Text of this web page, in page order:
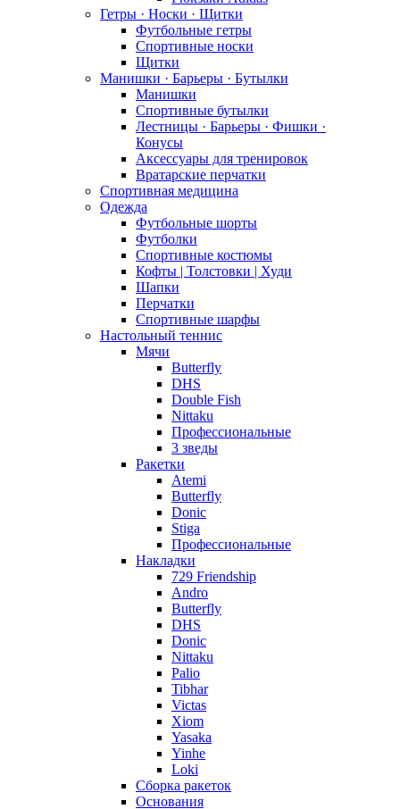
Гетры · Носки · Щитки
Футбольные гетры
Спортивные носки
Щитки
Манишки · Барьеры · Бутылки
Манишки
Спортивные бутылки
Лестницы · Барьеры · Фишки ·
Конусы
Аксессуары для тренировок
Вратарские перчатки
Спортивная медицина
Одежда
Футбольные шорты
Футболки
Спортивные костюмы
Кофты | Толстовки | Худи
Шапки
Перчатки
Спортивные шарфы
Настольный теннис
Мячи
Butterfly
DHS
Double Fish
Nittaku
Профессиональные
3 зведы
Ракетки
Atemi
Butterfly
Donic
Stiga
Профессиональные
Накладки
729 Friendship
Andro
Butterfly
DHS
Donic
Nittaku
Palio
Tibhar
Victas
Xiom
Yasaka
Yinhe
Loki
Сборка ракеток
Основания